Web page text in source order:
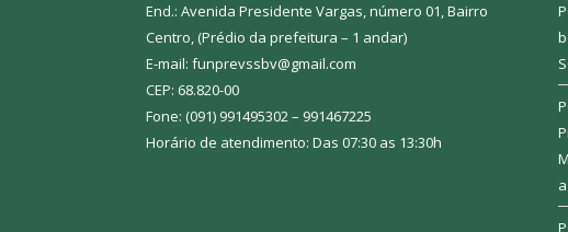
End.: Avenida Presidente Vargas, número 01, Bairro
Centro, (Prédio da prefeitura – 1 andar)
E-mail: funprevssbv@gmail.com
CEP: 68.820-00
Fone: (091) 991495302 – 991467225
Horário de atendimento: Das 07:30 as 13:30h